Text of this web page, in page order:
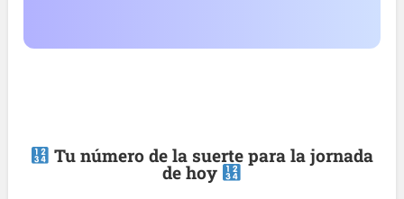
Tu número de la suerte para la jornada
de hoy